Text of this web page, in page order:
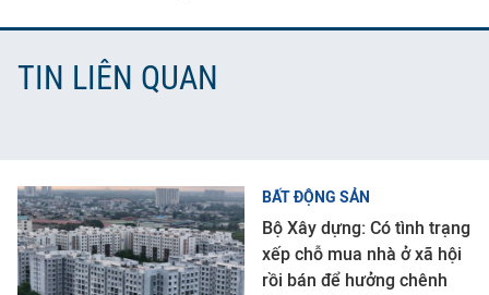
TIN LIÊN QUAN
BẤT ĐỘNG SẢN
Bộ Xây dựng: Có tình trạng
xếp chỗ mua nhà ở xã hội
rồi bán để hưởng chênh